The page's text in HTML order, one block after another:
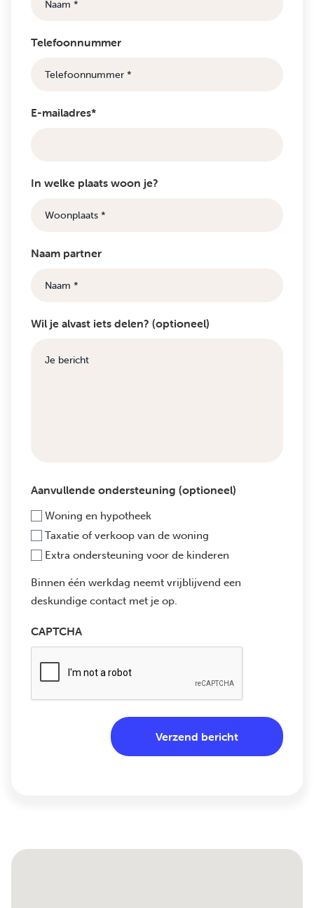
Telefoonnummer
E-mailadres*
In welke plaats woon je?
Naam partner
Wil je alvast iets delen? (optioneel)
Aanvullende ondersteuning (optioneel)
Woning en hypotheek
Taxatie of verkoop van de woning
Extra ondersteuning voor de kinderen
Binnen één werkdag neemt vrijblijvend een
deskundige contact met je op.
CAPTCHA